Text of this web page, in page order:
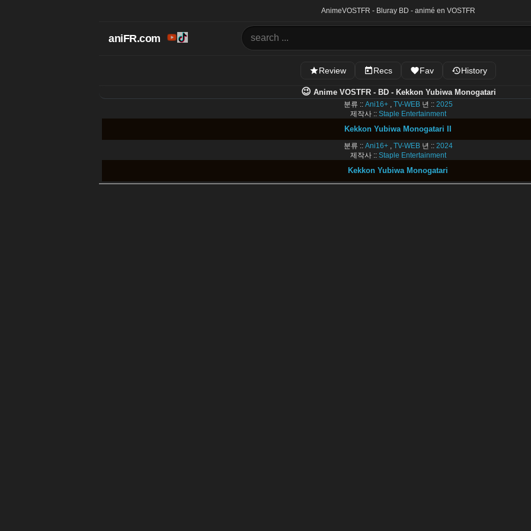
AnimeVOSTFR - Bluray BD - animé en VOSTFR
aniFR.com
Review Recs Fav History
😉 Anime VOSTFR - BD - Kekkon Yubiwa Monogatari
분류 :: Ani16+, TV-WEB년 :: 2025
제작사 :: Staple Entertainment
Kekkon Yubiwa Monogatari II
분류 :: Ani16+, TV-WEB년 :: 2024
제작사 :: Staple Entertainment
Kekkon Yubiwa Monogatari